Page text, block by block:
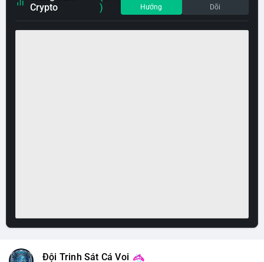
Crypto
)
Hướng
Dõi
Đội Trinh Sát Cá Voi